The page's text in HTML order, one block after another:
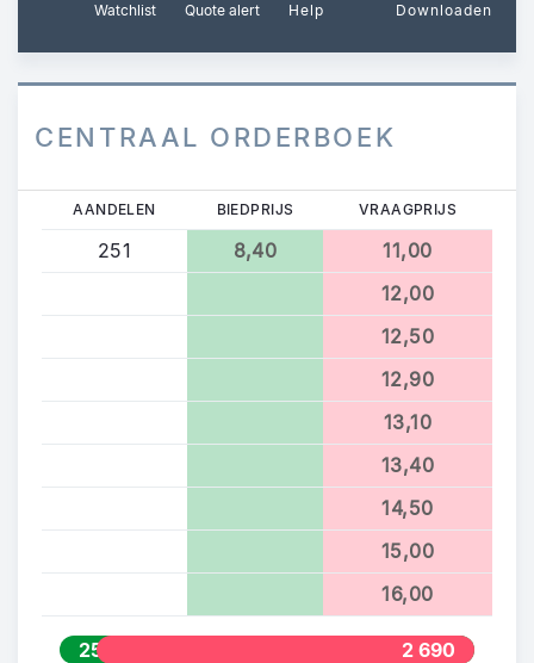
Watchlist Quote alert Help Downloaden
CENTRAAL ORDERBOEK
AANDELEN BIEDPRIJS VRAAGPRIJS
251 8,40
11,00
12,00
12,50
12,90
13,10
13,40
14,50
15,00
16,00
251
2 690